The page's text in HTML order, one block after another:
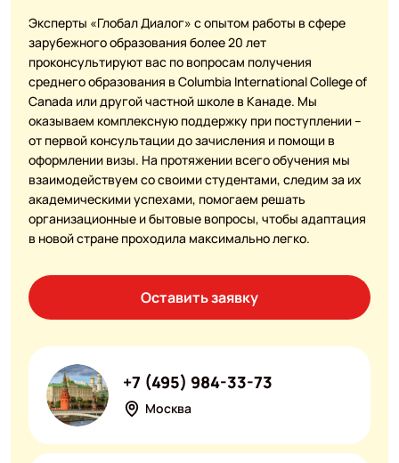
Эксперты «Глобал Диалог» с опытом работы в сфере
зарубежного образования более 20 лет
проконсультируют вас по вопросам получения
среднего образования в Columbia International College of
Canada или другой частной школе в Канаде. Мы
оказываем комплексную поддержку при поступлении –
от первой консультации до зачисления и помощи в
оформлении визы. На протяжении всего обучения мы
взаимодействуем со своими студентами, следим за их
академическими успехами, помогаем решать
организационные и бытовые вопросы, чтобы адаптация
в новой стране проходила максимально легко.
Оставить заявку
Москва
+7 (495) 984-33-73